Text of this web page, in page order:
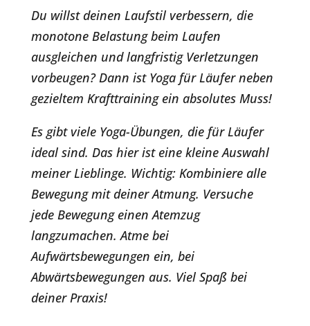
Du willst deinen Laufstil verbessern, die
monotone Belastung beim Laufen
ausgleichen und langfristig Verletzungen
vorbeugen? Dann ist Yoga für Läufer neben
gezieltem Krafttraining ein absolutes Muss!
Es gibt viele Yoga-Übungen, die für Läufer
ideal sind. Das hier ist eine kleine Auswahl
meiner Lieblinge. Wichtig: Kombiniere alle
Bewegung mit deiner Atmung. Versuche
jede Bewegung einen Atemzug
langzumachen. Atme bei
Aufwärtsbewegungen ein, bei
Abwärtsbewegungen aus. Viel Spaß bei
deiner Praxis!